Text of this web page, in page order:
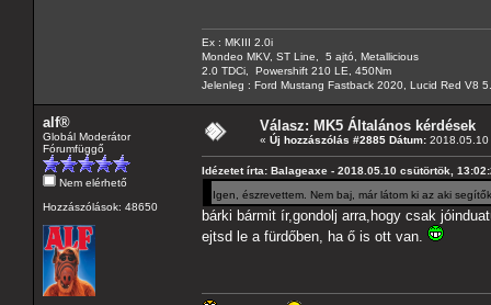
Ex : MKIII 2.0i
Mondeo MKV, ST Line, 5 ajtó, Metallicious
2.0 TDCi, Powershift 210 LE, 450Nm
Jelenleg : Ford Mustang Fastback 2020, Lucid Red V8
alf®
Globál Moderátor
Fórumfüggő
Nem elérhető
Hozzászólások: 48650
Válasz: MK5 Általános kérdések
« Új hozzászólás #2885 Dátum: 2018.05.10
Idézetet írta: Balageaxe - 2018.05.10 csütörtök,
Igen, észrevettem. Nem baj, már látom ki az aki
bárki bármit ír,gondolj arra,hogy csak
ejtsd le a fürdőben, ha ő is ott van.